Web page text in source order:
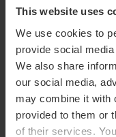
This website uses
We use cookies to
provide social
We also share
our social media,
may combine it with
provided to them or
of their services.
Visite
de Valencia
Durée: 2h
Entrée